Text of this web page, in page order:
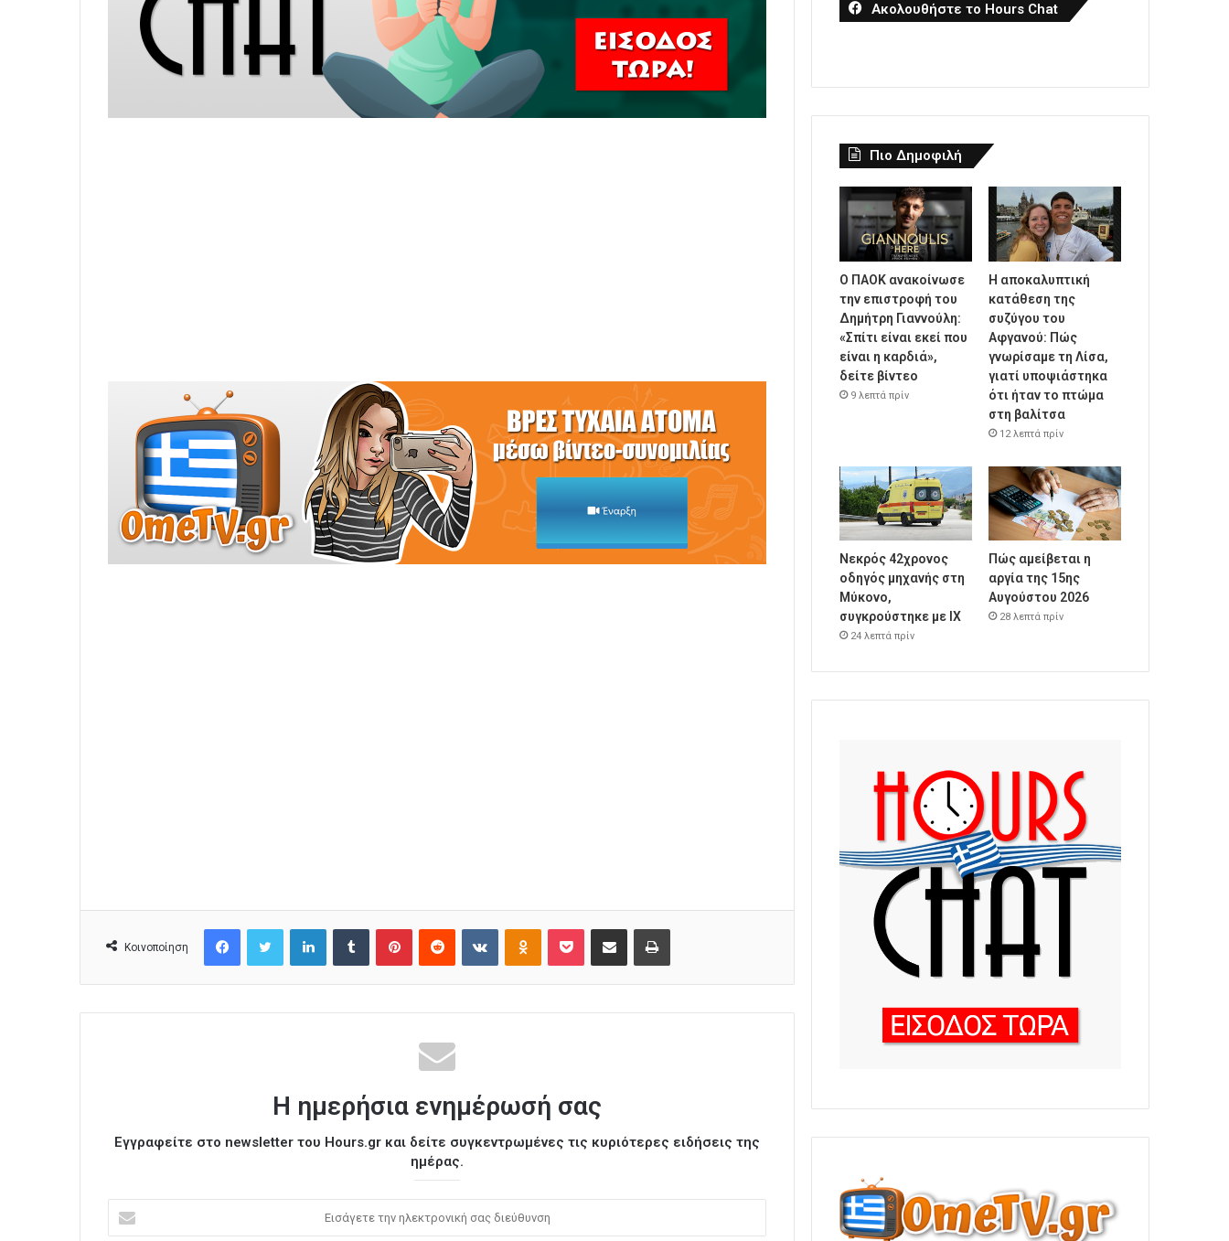
Κοινοποίηση
Η ημερήσια ενημέρωσή σας
Εγγραφείτε στο newsletter του Hours.gr και δείτε συγκεντρωμένες τις κυριότερες ειδήσεις της
ημέρας.
Ακολουθήστε το Hours Chat
Πιο Δημοφιλή
Ο ΠΑΟΚ ανακοίνωσε
την επιστροφή του
Δημήτρη Γιαννούλη:
«Σπίτι είναι εκεί που
είναι η καρδιά»,
δείτε βίντεο
9 λεπτά πρίν
Η αποκαλυπτική
κατάθεση της
συζύγου του
Αφγανού: Πώς
γνωρίσαμε τη Λίσα,
γιατί υποψιάστηκα
ότι ήταν το πτώμα
στη βαλίτσα
12 λεπτά πρίν
Νεκρός 42χρονος
οδηγός μηχανής στη
Μύκονο,
συγκρούστηκε με ΙΧ
24 λεπτά πρίν
Πώς αμείβεται η
αργία της 15ης
Αυγούστου 2026
28 λεπτά πρίν